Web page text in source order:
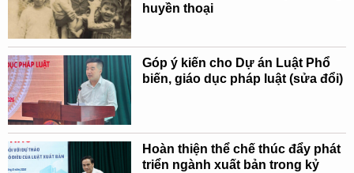
huyền thoại
Góp ý kiến cho Dự án Luật Phổ
biến, giáo dục pháp luật (sửa đổi)
Hoàn thiện thể chế thúc đẩy phát
triển ngành xuất bản trong kỷ